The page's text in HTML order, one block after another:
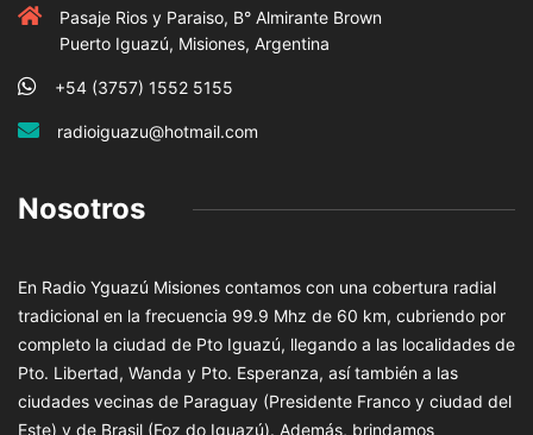
Pasaje Rios y Paraiso, B° Almirante Brown
Puerto Iguazú, Misiones, Argentina
+54 (3757) 1552 5155
radioiguazu@hotmail.com
Nosotros
En Radio Yguazú Misiones contamos con una cobertura radial
tradicional en la frecuencia 99.9 Mhz de 60 km, cubriendo por
completo la ciudad de Pto Iguazú, llegando a las localidades de
Pto. Libertad, Wanda y Pto. Esperanza, así también a las
ciudades vecinas de Paraguay (Presidente Franco y ciudad del
Este) y de Brasil (Foz do Iguazú). Además, brindamos